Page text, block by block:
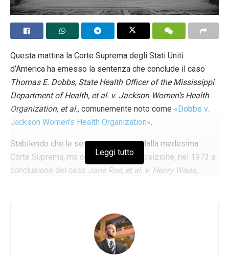
La sentenza della Corte Suprema federale
Tags: Aborto Stati Uniti d'America
Questa mattina la Corte Suprema degli Stati Uniti
d’America ha emesso la sentenza che conclude il caso
Thomas E. Dobbs, State Health Officer of the Mississippi
Department of Health, et al. v. Jackson Women’s Health
Organization, et al., comunemente noto come «Dobbs v.
Jackson Women’s Health Organization»
Stabilendo che le sentenze emesse dalla medesima
Corte Suprema, ma con diversa composizione, nel 1973 a
conclusione del caso Jane Roe, et al. v. Henry Wade,
, comunemente chiamato
, furono decisioni sbagliate, le ha
Leggi tutto